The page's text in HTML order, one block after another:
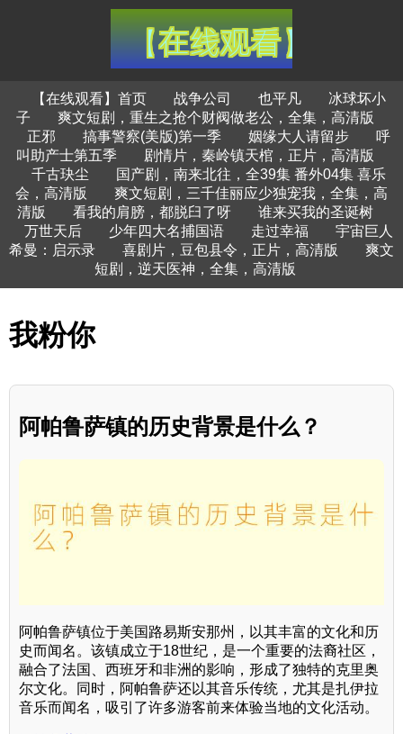
【在线观看】首页 战争公司 也平凡
冰球坏小
子
爽文短剧，重生之抢个财阀做老公，全集，高清版
正邪
搞事警察(美版)第一季 姻缘大人请留步
呼
叫助产士第五季
剧情片，秦岭镇天棺，正片，高清版
千古玦尘
国产剧，南来北往，全39集 番外04集 喜乐
会，高清版
爽文短剧，三千佳丽应少独宠我，全集，高
清版
看我的肩膀，都脱臼了呀
谁来买我的圣诞树
万世天后
少年四大名捕国语 走过幸福
宇宙巨人
希曼：启示录
喜剧片，豆包县令，正片，高清版
爽文
短剧，逆天医神，全集，高清版
我粉你
阿帕鲁萨镇的历史背景是什么？
阿帕鲁萨镇位于美国路易斯安那州，以其丰富的文化和历
史而闻名。该镇成立于18世纪，是一个重要的法裔社区，
融合了法国、西班牙和非洲的影响，形成了独特的克里奥
尔文化。同时，阿帕鲁萨还以其音乐传统，尤其是扎伊拉
音乐而闻名，吸引了许多游客前来体验当地的文化活动。